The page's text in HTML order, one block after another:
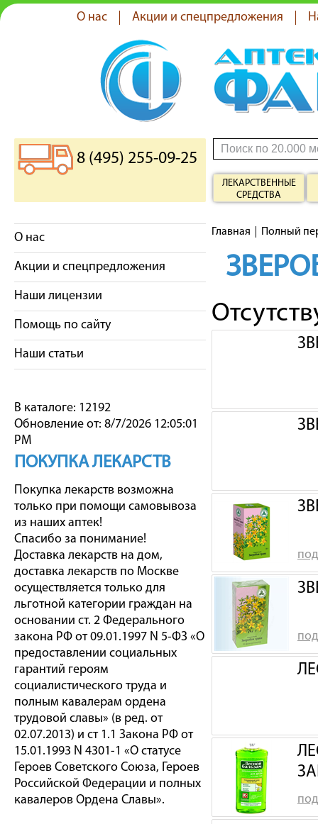
О нас Акции и спецпредложения
8 (495) 255-09-25
ЛЕКАРСТВЕННЫЕ
СРЕДСТВА
О нас
Акции и спецпредложения
Наши лицензии
Помощь по сайту
Наши статьи
В каталоге: 12192
Обновление от: 8/7/2026 12:05:01
PM
ПОКУПКА ЛЕКАРСТВ
Покупка лекарств возможна
только при помощи самовывоза
из наших аптек!
Спасибо за понимание!
Доставка лекарств на дом,
доставка лекарств по Москве
осуществляется только для
льготной категории граждан на
основании ст. 2 Федерального
закона РФ от 09.01.1997 N 5-ФЗ «О
предоставлении социальных
гарантий героям
социалистического труда и
полным кавалерам ордена
трудовой славы» (в ред. от
02.07.2013) и ст 1.1 Закона РФ от
15.01.1993 N 4301-1 «О статусе
Героев Советского Союза, Героев
Российской Федерации и полных
кавалеров Ордена Славы».
Главная Полный